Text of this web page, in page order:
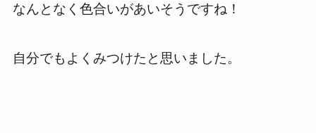
なんとなく色合いがあいそうですね！
自分でもよくみつけたと思いました。